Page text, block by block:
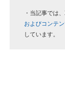
・当記事では
およびコンテ
しています。